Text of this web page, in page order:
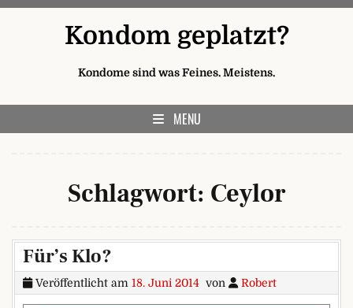
Kondom geplatzt?
Kondome sind was Feines. Meistens.
MENU
Schlagwort: Ceylor
Für’s Klo?
Veröffentlicht am 18. Juni 2014 von Robert